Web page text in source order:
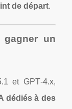
de départ.
gagner un
et GPT‑4.x,
dédiés à des